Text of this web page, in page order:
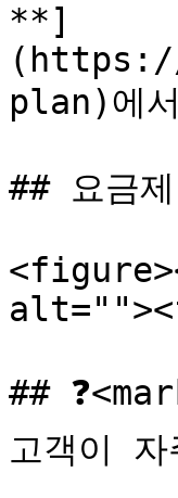
**]
plan)에
## 요금
##
고객이